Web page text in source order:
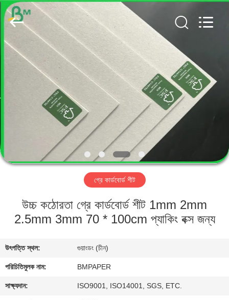
বাড়ি
কারখানা
মান
যোগাযোগ
করুন
GUANGZHOU
BMPAPER
CO.,
LTD..
Reserved.
গ্রে কার্ডবোর্ড শীট
উচ্চ কঠোরতা গ্রে কার্ডবোর্ড শীট 1mm 2mm
2.5mm 3mm 70 * 100cm প্যাকিং বক্স জন্য
উৎপত্তি স্থল: গুয়াংডং (চীন)
পরিচিতিমুলক নাম: BMPAPER
সাক্ষ্যদান: ISO9001, ISO14001, SGS, ETC.